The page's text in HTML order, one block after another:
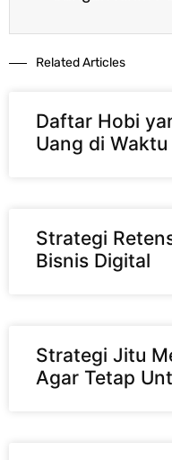
Related Articles​
Daftar Hobi
Uang di Waktu
Strategi
Bisnis Digital
Strategi Jitu
Agar Tetap